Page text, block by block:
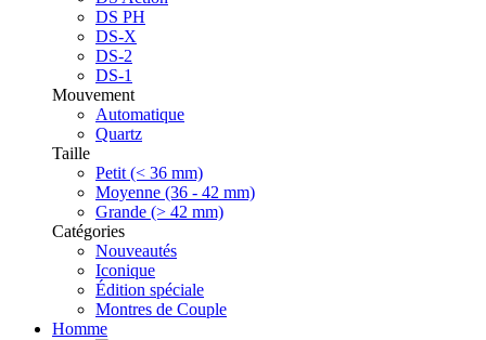
DS PH
DS-X
DS-2
DS-1
Mouvement
Automatique
Quartz
Taille
Petit (< 36 mm)
Moyenne (36 - 42 mm)
Grande (> 42 mm)
Catégories
Nouveautés
Iconique
Édition spéciale
Montres de Couple
Homme